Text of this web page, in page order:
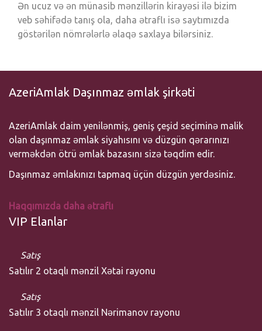
Ən ucuz və ən münasib mənzillərin kirayəsi ilə bizim
veb səhifədə tanış ola, daha ətraflı isə saytımızda
göstərilən nömrələrlə əlaqə saxlaya bilərsiniz.
AzeriAmlak Daşınmaz əmlak şirkəti
AzeriAmlak daim yenilənmiş, geniş çeşid seçiminə malik
olan daşınmaz əmlak siyahısını və düzgün qərarınızı
verməkdən ötrü əmlak bazasını sizə təqdim edir.
Daşınmaz əmlakınızı tapmaq üçün düzgün yerdəsiniz.
Haqqımızda daha ətraflı
VIP Elanlar
Satış
Satılır 2 otaqlı mənzil Xətai rayonu
Satış
Satılır 3 otaqlı mənzil Nərimanov rayonu